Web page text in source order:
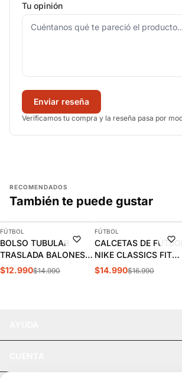
Tu opinión
Enviar reseña
Verificamos tu compra y la reseña pasa por
RECOMENDADOS
También te puede gustar
-13%
AGREGAR
FÚTBOL
BOLSO TUBULAR
TRASLADA BALONES
TRAIN |
$12.990$14.990
-12%
AGREGAR
FÚTBOL
CALCETAS DE
NIKE CLASSICS FIT
ADULTO SX4120-402
$14.990$16.990